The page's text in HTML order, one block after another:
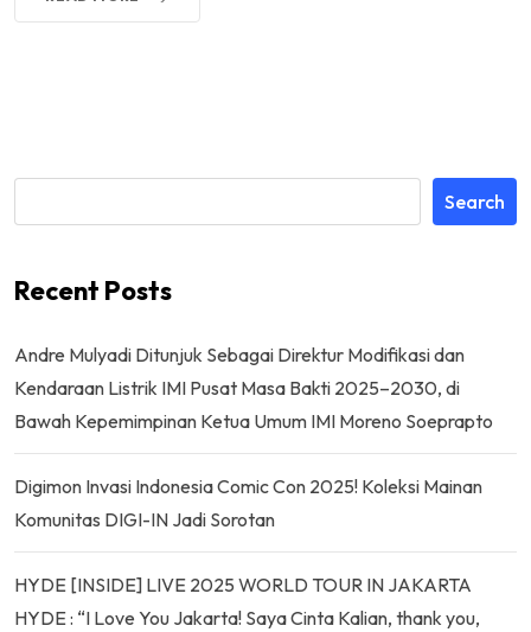
Search
Recent Posts
Andre Mulyadi Ditunjuk Sebagai Direktur Modifikasi dan
Kendaraan Listrik IMI Pusat Masa Bakti 2025–2030, di
Bawah Kepemimpinan Ketua Umum IMI Moreno Soeprapto
Digimon Invasi Indonesia Comic Con 2025! Koleksi Mainan
Komunitas DIGI-IN Jadi Sorotan
HYDE [INSIDE] LIVE 2025 WORLD TOUR IN JAKARTA
HYDE : “I Love You Jakarta! Saya Cinta Kalian, thank you,